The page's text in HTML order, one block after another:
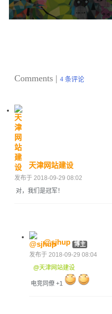
Comments | 4 条评论
天津网站建设
发布于 2018-09-29 08:02
对，我们是冠军！
@sjhup 博主
发布于 2018-09-29 08:04
@天津网站建设
电竞同僚 +1